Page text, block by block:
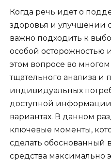
Когда речь идет о
здоровья и улучшении
важно подходить к
особой осторожностью
этом вопросе во многом
тщательного анализа и
индивидуальных
доступной
вариантах. В данном
ключевые моменты,
сделать обоснованный
средства максимально